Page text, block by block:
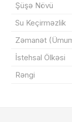
Şüşə Növü
Su Keçirməzlik
Zəmanət
İstehsal Ölkəsi
Rəngi
Çatdırılma